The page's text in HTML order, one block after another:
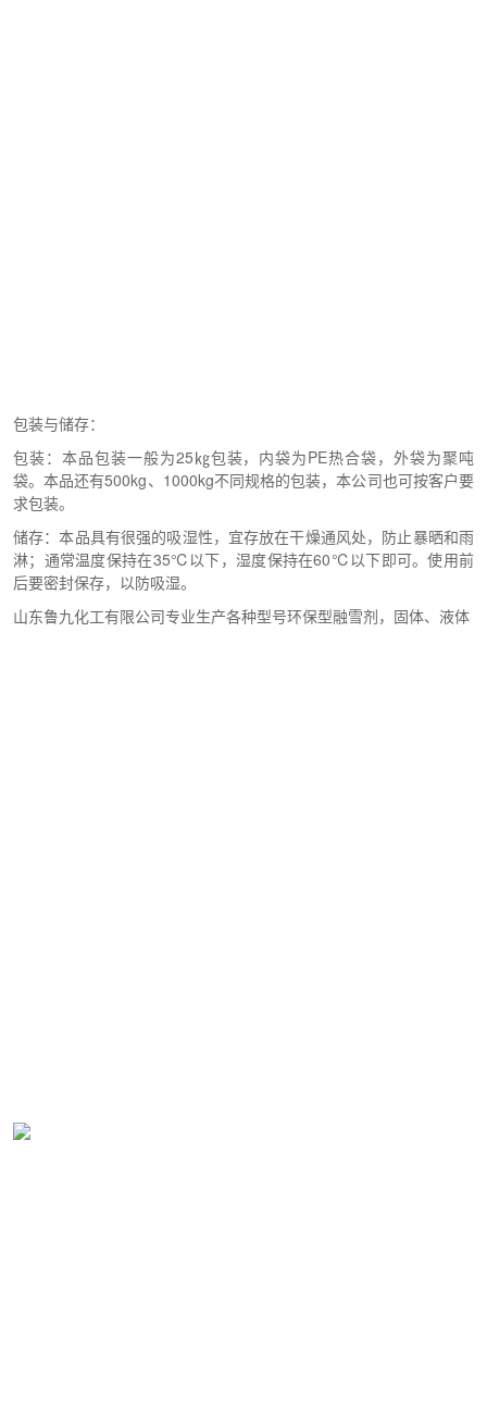
包装与储存：
包装：本品包装一般为25㎏包装，内袋为PE热合袋，外袋为聚吨
袋。本品还有500kg、1000kg不同规格的包装，本公司也可按客户要
求包装。
储存：本品具有很强的吸湿性，宜存放在干燥通风处，防止暴晒和雨
淋；通常温度保持在35℃以下，湿度保持在60℃以下即可。使用前
后要密封保存，以防吸湿。
山东鲁九化工有限公司专业生产各种型号环保型融雪剂，固体、液体